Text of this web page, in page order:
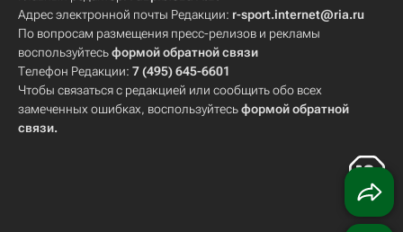
Адрес электронной почты Редакции: r-sport.internet@ria.ru
По вопросам размещения пресс-релизов и рекламы
воспользуйтесьформой обратной связи
Телефон Редакции: 7 (495) 645-6601
Чтобы связаться с редакцией или сообщить обо всех
замеченных ошибках, воспользуйтесьформой обратной
связи.